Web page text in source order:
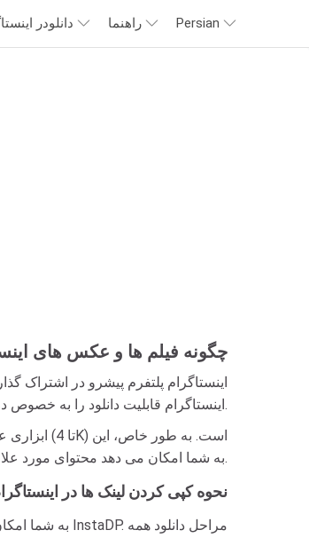
Persian
چگونه فیلم ها و عکس های
اینستاگرام پلتفرم پیشرو در اشتراک
اینستاگرام قابلیت دانلود را به خصوص در دستگاه های آیفون و آی پد ارائه نمی دهد و ذخیره تصاویر یا ویدیوهای مورد علاقه شما را دشوار می کند.
ابزار با تمام دستگاه ها از جمله آیفون و آی پد سازگار است. تنها با چند مرحله ساده، ClipDown به شما امکان می دهد محتوای مورد علاقه خود را سریع و راحت دانلود کنید.
نحوه کپی کردن لینک ها در